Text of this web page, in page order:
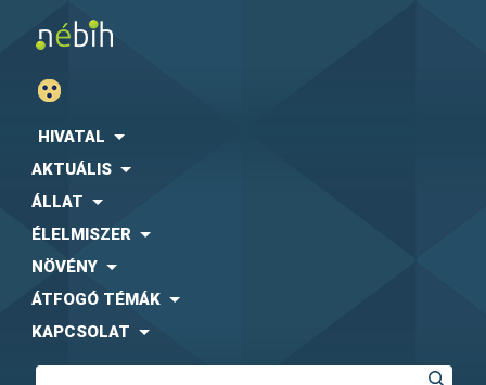
HIVATAL
AKTUÁLIS
ÁLLAT
ÉLELMISZER
NÖVÉNY
ÁTFOGÓ TÉMÁK
KAPCSOLAT